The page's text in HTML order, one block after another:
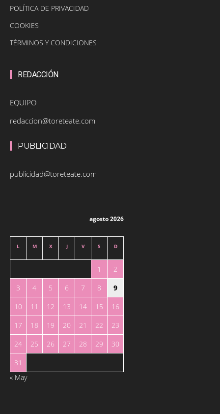
POLÍTICA DE PRIVACIDAD
COOKIES
TÉRMINOS Y CONDICIONES
REDACCIÓN
EQUIPO
redaccion@toreteate.com
PUBLICIDAD
publicidad@toreteate.com
agosto 2026
L M X J V S D
1
2
3
4 5 6 7 8
9
10
11 12 13 14 15
16
17
18 19 20 21 22
23
24
25 26 27 28 29
30
31
« May